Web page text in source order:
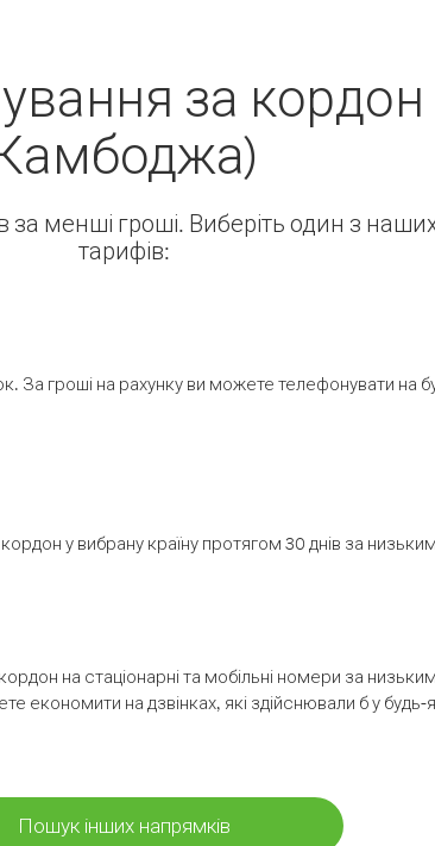
за кордон
менші гроші. Виберіть один з
тарифів:
гроші на рахунку ви можете телефонувати на
у вибрану країну протягом 30 днів за
на стаціонарні та мобільні номери за
економити на дзвінках, які здійснювали б у будь-
Пошук інших напрямків